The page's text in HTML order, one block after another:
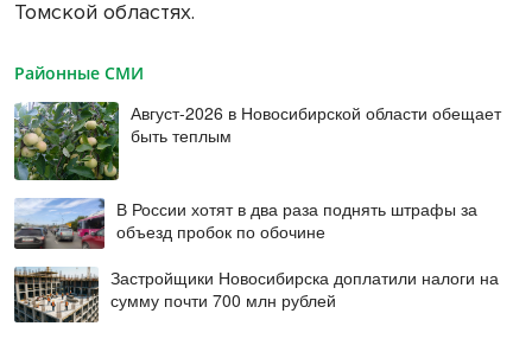
Томской областях.
Районные СМИ
Август-2026 в Новосибирской области обещает
быть теплым
В России хотят в два раза поднять штрафы за
объезд пробок по обочине
Застройщики Новосибирска доплатили налоги на
сумму почти 700 млн рублей